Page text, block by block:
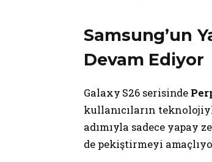
Samsung’un
Devam Ediyor
Galaxy S26 serisinde
kullanıcıların
adımıyla sadece yapay
de pekiştirmeyi